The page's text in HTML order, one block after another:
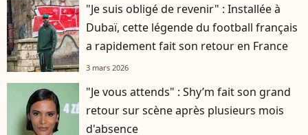
"Je suis obligé de revenir" : Installée à
Dubaï, cette légende du football français
a rapidement fait son retour en France
3 mars 2026
"Je vous attends" : Shy’m fait son grand
retour sur scène après plusieurs mois
d'absence